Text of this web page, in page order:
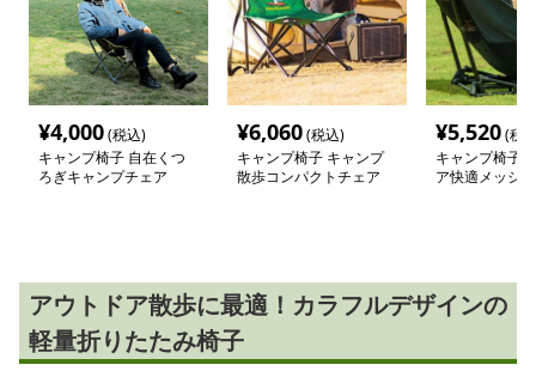
¥4,000(税込)
キャンプ椅子 自在くつ
ろぎキャンプチェア
¥6,060(税込)
キャンプ椅子 キャンプ
散歩コンパクトチェア
¥5,520(税
キャンプ椅子
ア快適メッシ
アウトドア散歩に最適！カラフルデザインの
軽量折りたたみ椅子